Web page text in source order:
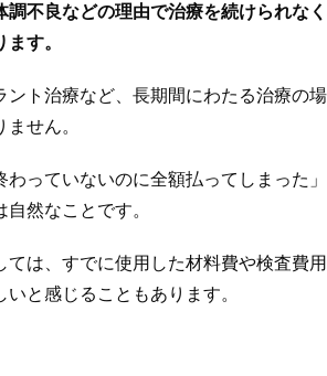
調不良などの理由で治療を続けられな
す。
ト治療など、長期間にわたる治療の場
せん。
わっていないのに全額払ってしまった
然なことです。
は、すでに使用した材料費や検査費
と感じることもあります。